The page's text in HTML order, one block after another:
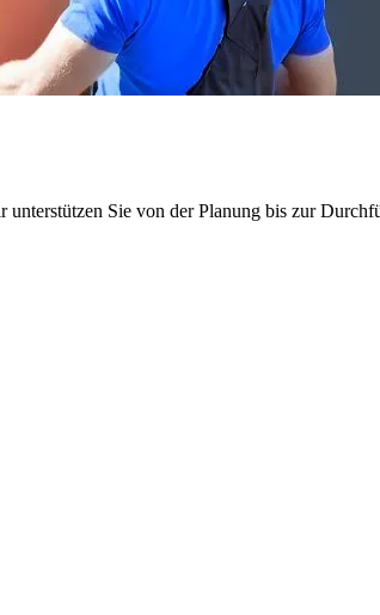
unterstützen Sie von der Planung bis zur